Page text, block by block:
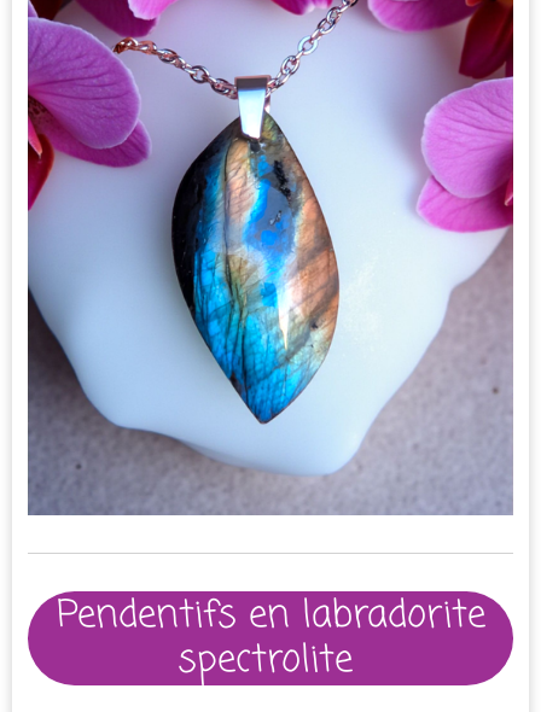
Pendentifs en labradorite
spectrolite